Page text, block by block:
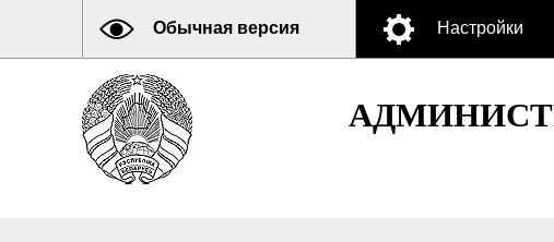
Обычная версия Настройки